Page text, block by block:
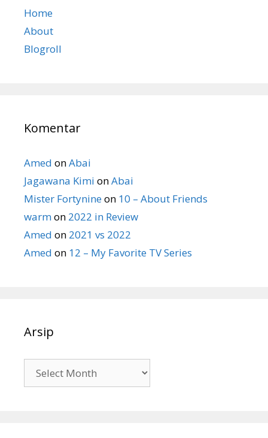
Home
About
Blogroll
Komentar
Amed onAbai
Jagawana Kimi onAbai
Mister Fortynineon 10 – About Friends
warmon 2022 in Review
Amed on 2021 vs 2022
Amed on 12 – My Favorite TV Series
Arsip